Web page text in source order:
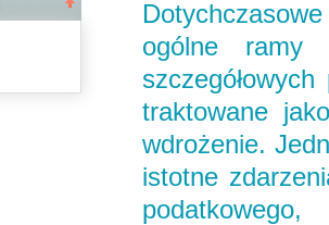
ogólne ramy
traktowane
wdrożenie.
istotne